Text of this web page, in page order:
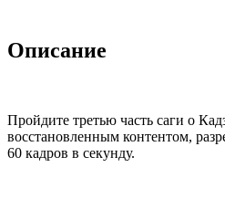
Описание
Пройдите третью часть саги о
восстановленным контентом,
60 кадров в секунду.